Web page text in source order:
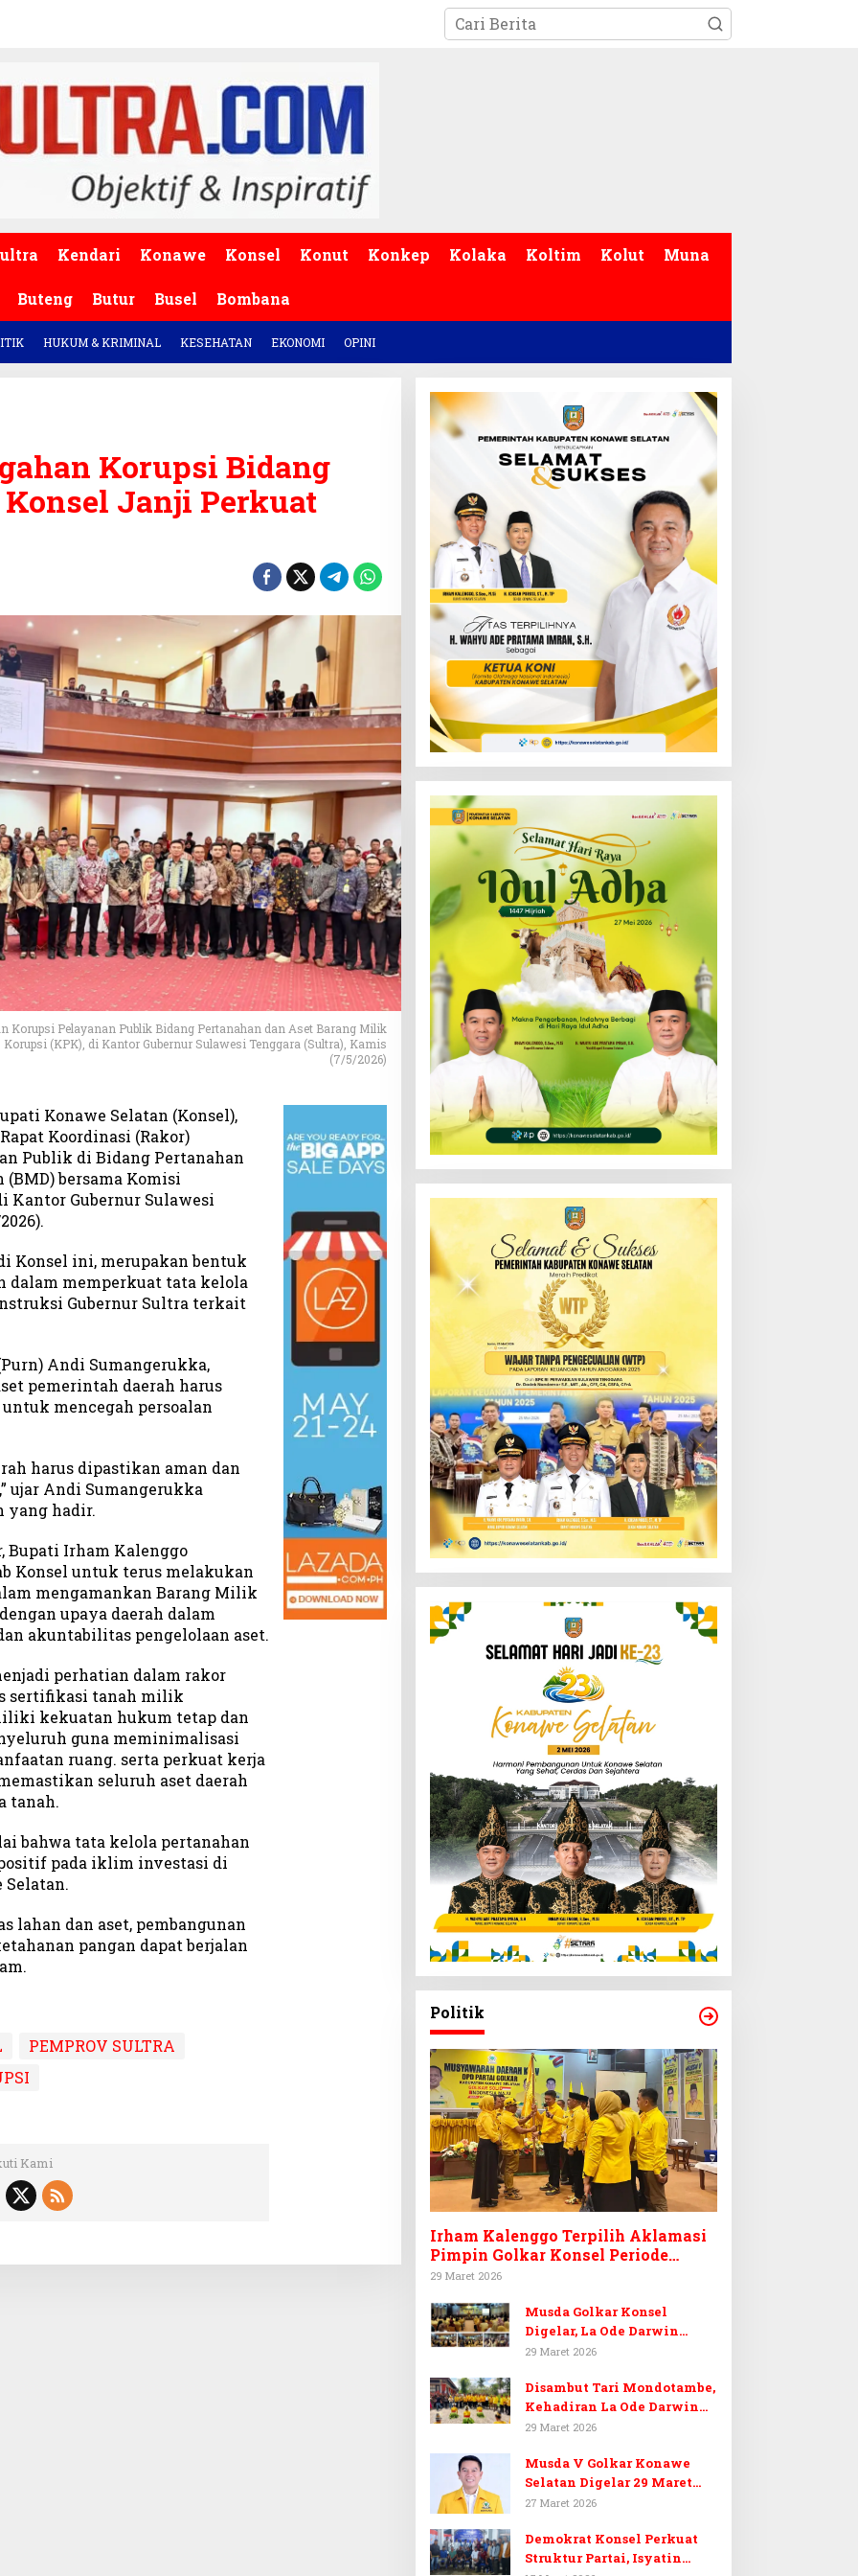
Kendari Konawe Konsel Konut Konkep Kolaka Koltim Kolut Muna
Buteng Butur Busel Bombana
HUKUM & KRIMINAL KESEHATAN EKONOMI OPINI
Korupsi Bidang
Janji Perkuat
Korupsi Pelayanan Publik Bidang Pertanahan dan Aset Barang Milik
(KPK), di Kantor Gubernur Sulawesi Tenggara (Sultra), Kamis
(7/5/2026)
Konawe Selatan (Konsel),
Koordinasi (Rakor)
Publik di Bidang Pertanahan
bersama Komisi
Kantor Gubernur Sulawesi
Konsel ini, merupakan bentuk
dalam memperkuat tata kelola
Gubernur Sultra terkait
Andi Sumangerukka,
pemerintah daerah harus
mencegah persoalan
harus dipastikan aman dan
ujar Andi Sumangerukka
yang hadir.
Bupati Irham Kalenggo
Konsel untuk terus melakukan
mengamankan Barang Milik
upaya daerah dalam
akuntabilitas pengelolaan aset.
perhatian dalam rakor
sertifikasi tanah milik
kekuatan hukum tetap dan
guna meminimalisasi
ruang. serta perkuat kerja
seluruh aset daerah
tanah.
bahwa tata kelola pertanahan
pada iklim investasi di
Selatan.
lahan dan aset, pembangunan
pangan dapat berjalan
PEMPROV SULTRA
Kami
Politik
Irham Kalenggo Terpilih Aklamasi
Pimpin Golkar Konsel Periode
Ketiga
29 Maret 2026
Musda Golkar Konsel
Digelar, La Ode Darwin
Tekankan Soliditas Kader
Konawe Selatan
29 Maret 2026
Disambut Tari Mondotambe,
Kehadiran La Ode Darwin
Hangatkan Musda V Golkar
29 Maret 2026
Musda V Golkar Konawe
Selatan Digelar 29 Maret
2026, Dukungan Menguat
27 Maret 2026
Demokrat Konsel Perkuat
Struktur Partai, Isyatin